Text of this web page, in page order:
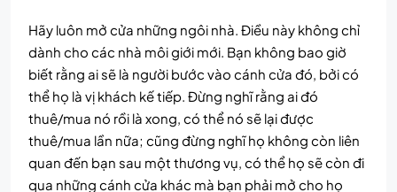
Hãy luôn mở cửa những ngôi nhà. Điều này không chỉ
dành cho các nhà môi giới mới. Bạn không bao giờ
biết rằng ai sẽ là người bước vào cánh cửa đó, bởi có
thể họ là vị khách kế tiếp. Đừng nghĩ rằng ai đó
thuê/mua nó rồi là xong, có thể nó sẽ lại được
thuê/mua lần nữa; cũng đừng nghĩ họ không còn liên
quan đến bạn sau một thương vụ, có thể họ sẽ còn đi
qua những cánh cửa khác mà bạn phải mở cho họ